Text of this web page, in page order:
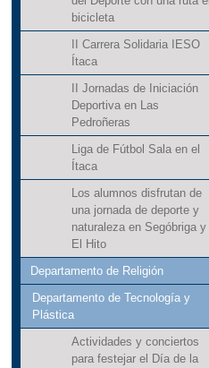
bicicleta
II Carrera Solidaria IESO
Ítaca
II Jornadas de Iniciación
Deportiva en Las
Pedroñeras
Liga de Fútbol Sala en el
Ítaca
Los alumnos disfrutan de
una jornada de deporte y
naturaleza en Segóbriga y
El Hito
Departamento de Religión
Departamento de Tecnología y
Plástica
Actividades y conciertos
para festejar el Día de la